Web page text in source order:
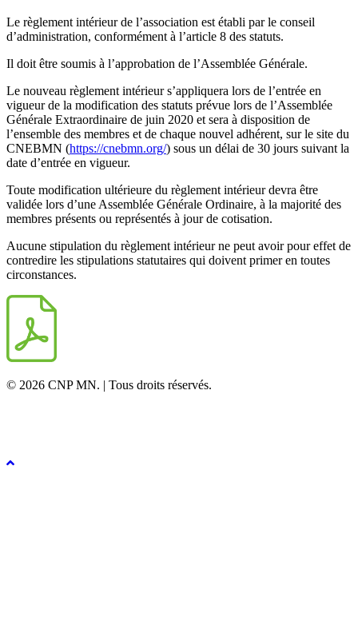
Le règlement intérieur de l’association est établi par le conseil
d’administration, conformément à l’article 8 des statuts.
Il doit être soumis à l’approbation de l’Assemblée Générale.
Le nouveau règlement intérieur s’appliquera lors de l’entrée en
vigueur de la modification des statuts prévue lors de l’Assemblée
Générale Extraordinaire de juin 2020 et sera à disposition de
l’ensemble des membres et de chaque nouvel adhérent, sur le site du
CNEBMN (https://cnebmn.org/) sous un délai de 30 jours suivant la
date d’entrée en vigueur.
Toute modification ultérieure du règlement intérieur devra être
validée lors d’une Assemblée Générale Ordinaire, à la majorité des
membres présents ou représentés à jour de cotisation.
Aucune stipulation du règlement intérieur ne peut avoir pour effet de
contredire les stipulations statutaires qui doivent primer en toutes
circonstances.
© 2026 CNP MN. | Tous droits réservés.